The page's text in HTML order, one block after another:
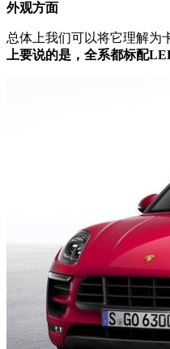
外观方面
总体上我们可以将它理解为
上要说的是，全系都标配